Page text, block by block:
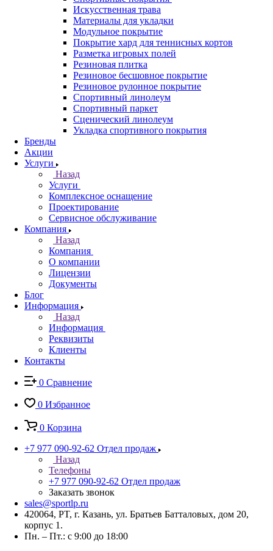
Искусственная трава
Материалы для укладки
Модульное покрытие
Покрытие хард для теннисных кортов
Разметка игровых полей
Резиновая плитка
Резиновое бесшовное покрытие
Резиновое рулонное покрытие
Спортивный линолеум
Спортивный паркет
Сценический линолеум
Укладка спортивного покрытия
Бренды
Акции
Услуги
Назад
Услуги
Комплексное оснащение
Проектирование
Сервисное обслуживание
Компания
Назад
Компания
О компании
Лицензии
Документы
Блог
Информация
Назад
Информация
Реквизиты
Клиенты
Контакты
0 Сравнение
0 Избранное
0 Корзина
+7 977 090-92-62 Отдел продаж
Назад
Телефоны
+7 977 090-92-62 Отдел продаж
Заказать звонок
sales@sportlp.ru
420064, PT, г. Казань, ул. Братьев Батталовых, дом 20,
корпус 1.
Пн. – Пт.: с 9:00 до 18:00